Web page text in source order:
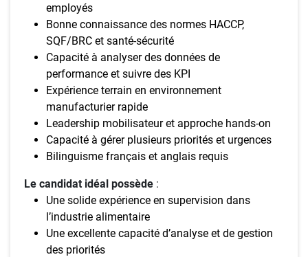
employés
Bonne connaissance des normes HACCP,
SQF/BRC et santé-sécurité
Capacité à analyser des données de
performance et suivre des KPI
Expérience terrain en environnement
manufacturier rapide
Leadership mobilisateur et approche hands-on
Capacité à gérer plusieurs priorités et urgences
Bilinguisme français et anglais requis
Le candidat idéal possède :
Une solide expérience en supervision dans
l’industrie alimentaire
Une excellente capacité d’analyse et de gestion
des priorités